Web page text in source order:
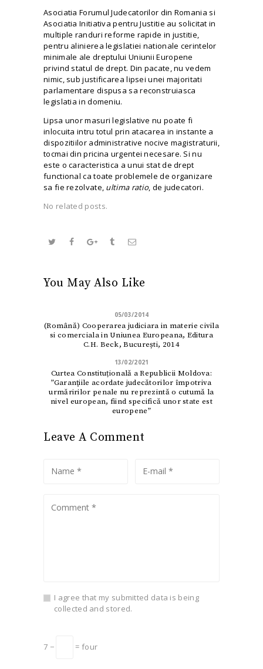
Asociatia Forumul Judecatorilor din Romania si
Asociatia Initiativa pentru Justitie au solicitat in
multiple randuri reforme rapide in justitie,
pentru alinierea legislatiei nationale cerintelor
minimale ale dreptului Uniunii Europene
privind statul de drept. Din pacate, nu vedem
nimic, sub justificarea lipsei unei majoritati
parlamentare dispusa sa reconstruiasca
legislatia in domeniu.
Lipsa unor masuri legislative nu poate fi
inlocuita intru totul prin atacarea in instante a
dispozitiilor administrative nocive magistraturii,
tocmai din pricina urgentei necesare. Si nu
este o caracteristica a unui stat de drept
functional ca toate problemele de organizare
sa fie rezolvate, ultima ratio, de judecatori.
No related posts.
You May Also Like
05/03/2014
(Română) Cooperarea judiciara in materie civila
si comerciala in Uniunea Europeana, Editura
C.H. Beck, București, 2014
13/02/2021
Curtea Constituțională a Republicii Moldova:
”Garanţiile acordate judecătorilor împotriva
urmăririlor penale nu reprezintă o cutumă la
nivel european, fiind specifică unor state est
europene”
Leave A Comment
I agree that my submitted data is being
collected and stored.
7 − = four